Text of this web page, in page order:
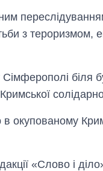
з тероризмом,
біля
окупованому
«Слово і